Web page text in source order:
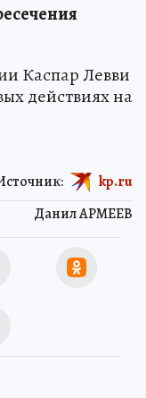
Каспар Левви
действиях на
Данил АРМЕЕВ
kp.ru